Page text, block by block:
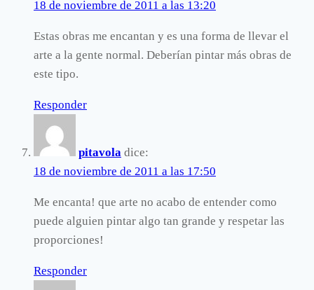
18 de noviembre de 2011 a las 13:20
Estas obras me encantan y es una forma de llevar el
arte a la gente normal. Deberían pintar más obras de
este tipo.
Responder
pitavola dice:
18 de noviembre de 2011 a las 17:50
Me encanta! que arte no acabo de entender como
puede alguien pintar algo tan grande y respetar las
proporciones!
Responder